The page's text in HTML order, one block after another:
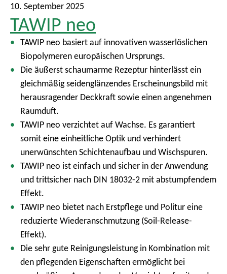
10. September 2025
TAWIP neo
TAWIP neo basiert auf innovativen wasserlöslichen
Biopolymeren europäischen Ursprungs.
Die äußerst schaumarme Rezeptur hinterlässt ein
gleichmäßig seidenglänzendes Erscheinungsbild mit
herausragender Deckkraft sowie einen angenehmen
Raumduft.
TAWIP neo verzichtet auf Wachse. Es garantiert
somit eine einheitliche Optik und verhindert
unerwünschten Schichtenaufbau und Wischspuren.
TAWIP neo ist einfach und sicher in der Anwendung
und trittsicher nach DIN 18032-2 mit abstumpfendem
Effekt.
TAWIP neo bietet nach Erstpflege und Politur eine
reduzierte Wiederanschmutzung (Soil-Release-
Effekt).
Die sehr gute Reinigungsleistung in Kombination mit
den pflegenden Eigenschaften ermöglicht bei